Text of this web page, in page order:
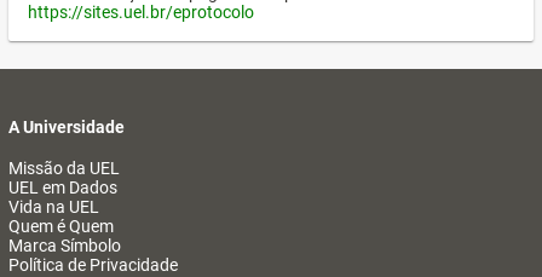
https://sites.uel.br/eprotocolo
A Universidade
Missão da UEL
UEL em Dados
Vida na UEL
Quem é Quem
Marca Símbolo
Política de Privacidade